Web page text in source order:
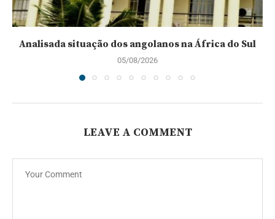
Analisada situação dos angolanos na África do Sul
05/08/2026
LEAVE A COMMENT